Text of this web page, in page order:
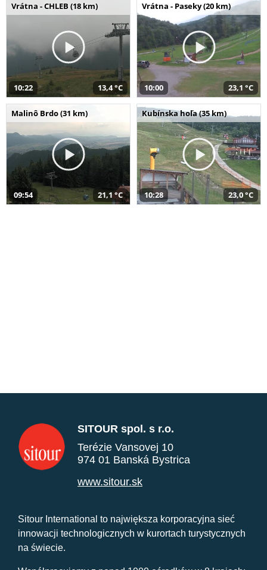
Vrátna - CHLEB (18 km)
10:22 13,4 °C
Vrátna - Paseky (20 km)
10:00 23,1 °C
Malinô Brdo (31 km)
09:54 21,1 °C
Kubínska hoľa (35 km)
10:28 23,0 °C
SITOUR spol. s r.o.
Terézie Vansovej 10
974 01 Banská Bystrica
www.sitour.sk
Sitour International to największa korporacyjna sieć
innowacji technologicznych w kurortach turystycznych
na świecie.